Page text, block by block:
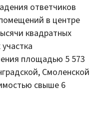
ответчиков
в центре
квадратных
площадью 5 573
Смоленской
свыше 6